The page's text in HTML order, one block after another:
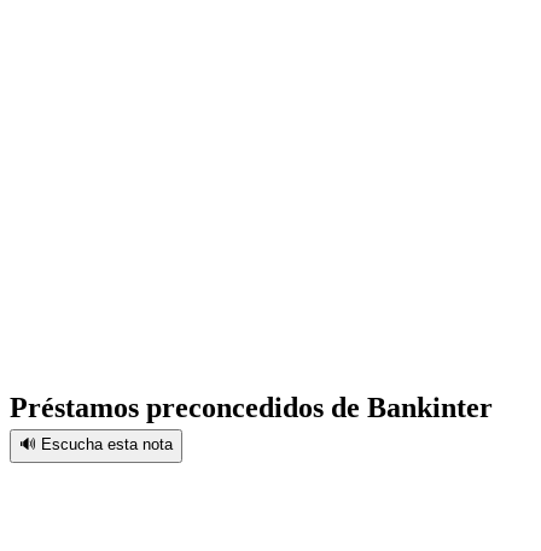
Préstamos preconcedidos de Bankinter
🔊 Escucha esta nota